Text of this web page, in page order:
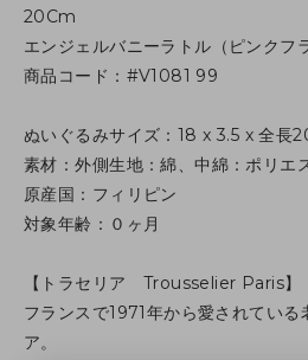
20Cm
エンジェルバニーラトル（ピンクフ
商品コード：#V1081 99
ぬいぐるみサイズ：18 x 3.5 x 全長
素材：外側生地：綿、中綿：ポリエ
原産国：フィリピン
対象年齢：０ヶ月
【トラセリア Trousselier Paris】
フランスで1971年から愛されている
ア。